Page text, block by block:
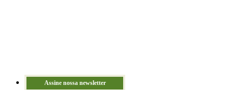
Assine nossa newsletter